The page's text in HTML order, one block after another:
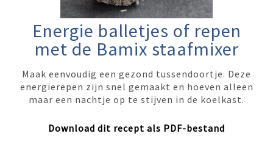
Energie balletjes of repen
met de Bamix staafmixer
Maak eenvoudig een gezond tussendoortje. Deze
energierepen zijn snel gemaakt en hoeven alleen
maar een nachtje op te stijven in de koelkast.
Download dit recept als PDF-bestand